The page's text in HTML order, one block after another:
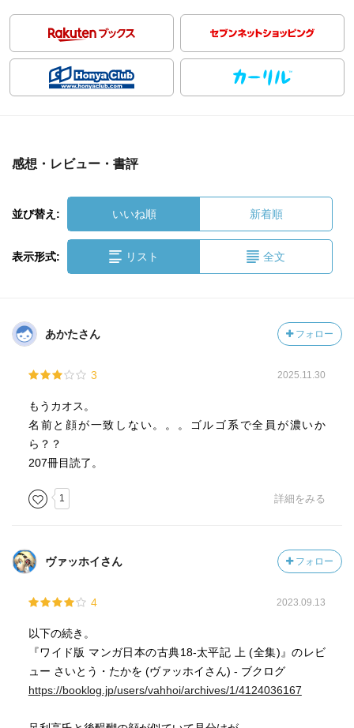
感想・レビュー・書評
並び替え: いいね順 新着順
表示形式: リスト 全文
あかたさん フォロー
3 2025.11.30
もうカオス。
名前と顔が一致しない。。。ゴルゴ系で全員が濃いか
ら？？
207冊目読了。
1 詳細をみる
ヴァッホイさん フォロー
4 2023.09.13
以下の続き。
『ワイド版 マンガ日本の古典18-太平記 上 (全集)』のレビ
ュー さいとう・たかを (ヴァッホイさん) - ブクログ
https://booklog.jp/users/vahhoi/archives/1/4124036167